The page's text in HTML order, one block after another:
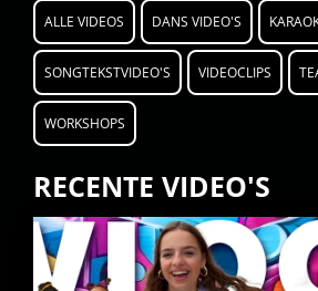
ALLE VIDEOS DANS VIDEO'S
SONGTEKSTVIDEO'S VIDEOCLIPS
WORKSHOPS
RECENTE VIDEO'S